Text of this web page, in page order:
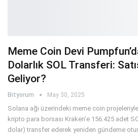
Meme Coin Devi
Dolarlık SOL Transferi:
Geliyor?
Bityorum May 30, 2025
Solana ağı üzerindeki meme coin
kripto para borsası Kraken’e 156.425 adet
dolar) transfer ederek yeniden gündeme